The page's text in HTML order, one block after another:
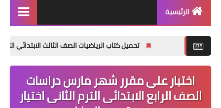
الرئيسية
المرحلة الثانوية
تأسيس حضانة
تحميل كتاب الرياضيات الصف الثالث الابتدائي الترم الأول 2027 PDF | المنهج الجديد الرسمي
اختبار على مقرر شهر مارس دراسات
الصف الرابع الابتدائى الترم الثانى اختيار